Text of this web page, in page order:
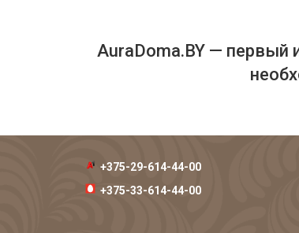
AuraDoma.BY — первый
+375-29-614-44-00
+375-33-614-44-00